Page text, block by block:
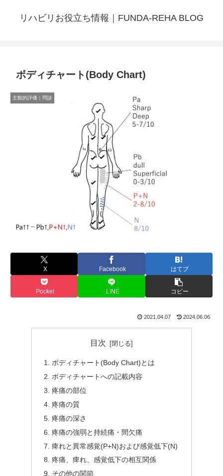
リハビリお役立ち情報｜FUNDA-REHA BLOG
ボディチャート(Body Chart)
主観的評価｜問診
X Facebook はてブ
Pocket LINE コピー
2021.04.07 2024.06.06
目次
ボディチャート(Body Chart)とは
ボディチャートへの記載内容
疼痛の部位
疼痛の質
疼痛の深さ
疼痛の強弱と持続痛・間欠痛
痺れと異常感覚(P+N)および感覚低下(N)
疼痛、痺れ、感覚低下の相互関係
その他の関節